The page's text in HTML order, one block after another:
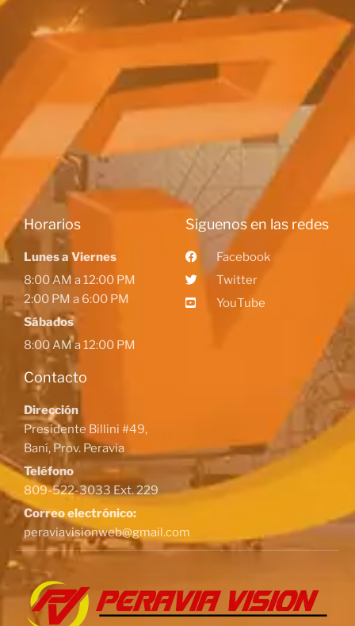
Horarios
Lunes a Viernes
8:00 AM a 12:00 PM
2:00 PM a 6:00 PM
Sábados
8:00 AM a 12:00 PM
Contacto
Dirección
Presidente Billini #49,
Baní, Prov. Peravia
Teléfono
809-522-3033 Ext. 229
Correo electrónico:
peraviavisionweb@gmail.com
Siguenos en las redes
Facebook
Twitter
YouTube